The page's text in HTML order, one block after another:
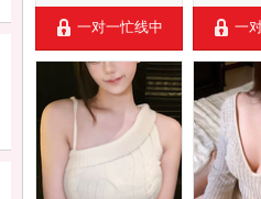
一对一忙线中 一